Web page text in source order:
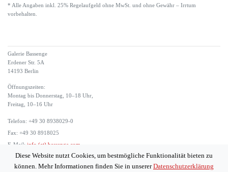
* Alle Angaben inkl. 25% Regelaufgeld ohne MwSt. und ohne Gewähr – Irrtum
vorbehalten.
Galerie Bassenge
Erdener Str. 5A
14193 Berlin
Öffnungszeiten:
Montag bis Donnerstag, 10–18 Uhr,
Freitag, 10–16 Uhr
Telefon: +49 30 8938029-0
Fax: +49 30 8918025
E-Mail: info (at) bassenge.com
Diese Website nutzt Cookies, um bestmögliche Funktionalität bieten zu
können. Mehr Informationen finden Sie in unsererDatenschutzerklärung